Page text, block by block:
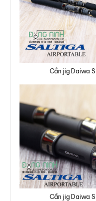
Cần jig Daiwa
Cần jig Daiwa